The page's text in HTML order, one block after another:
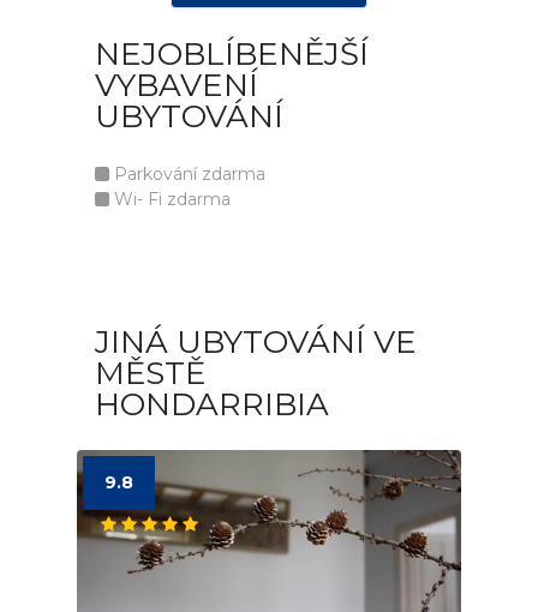
NEJOBLÍBENĚJŠÍ
VYBAVENÍ
UBYTOVÁNÍ
Parkování zdarma
Wi- Fi zdarma
JINÁ UBYTOVÁNÍ VE
MĚSTĚ
HONDARRIBIA
9.8